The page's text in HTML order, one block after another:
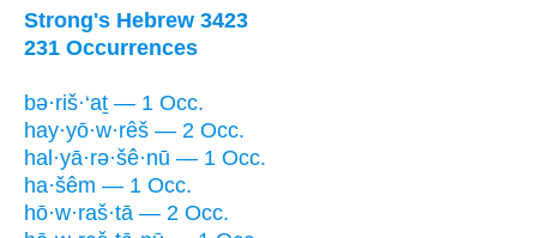
Strong's Hebrew 3423
231 Occurrences
bə·riš·‘aṯ — 1 Occ.
hay·yō·w·rêš — 2 Occ.
hal·yā·rə·šê·nū — 1 Occ.
ha·šêm — 1 Occ.
hō·w·raš·tā — 2 Occ.